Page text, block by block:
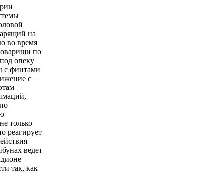
на
во время
по
опеку
с финтами
с
только
реагирует
ведет
так, как